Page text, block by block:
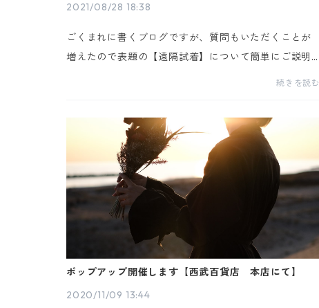
2021/08/28 18:38
ごくまれに書くブログですが、質問もいただくことが
増えたので表題の【遠隔試着】について簡単にご説明
を書いておきます。よければ一読いただき参考くださ
トリ...
続きを読む
ポップアップ開催します【西武百貨店 本店にて】
2020/11/09 13:44